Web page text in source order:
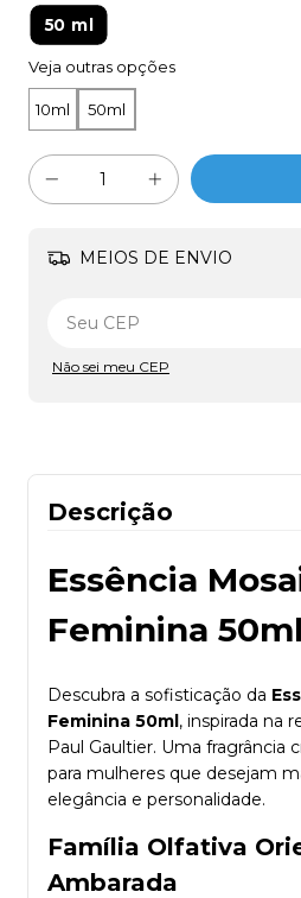
50 ml
Veja outras opções
10ml 50ml
MEIOS DE ENVIO
Não sei meu CEP
Descrição
Essência
Feminina 50ml
Descubra a sofisticação da
Feminina 50ml, inspirada na
Paul Gaultier. Uma fragrância
para mulheres que desejam
elegância e personalidade.
Família Olfativa
Ambarada